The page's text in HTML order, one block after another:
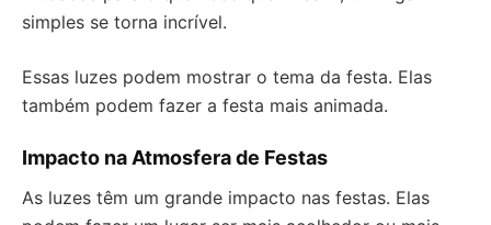
simples se torna incrível.
Essas luzes podem mostrar o tema da festa. Elas
também podem fazer a festa mais animada.
Impacto na Atmosfera de Festas
As luzes têm um grande impacto nas festas. Elas